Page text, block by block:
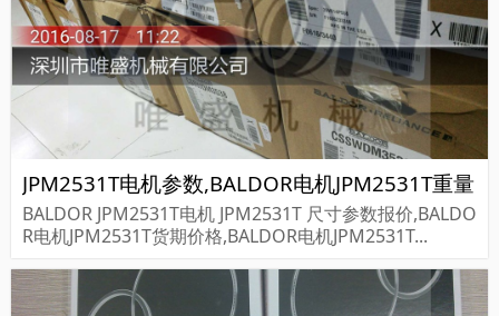
JPM2531T电机参数,BALDOR电机JPM2531T重量
BALDOR JPM2531T电机 JPM2531T 尺寸参数报价,BALDO
R电机JPM2531T货期价格,BALDOR电机JPM2531T...